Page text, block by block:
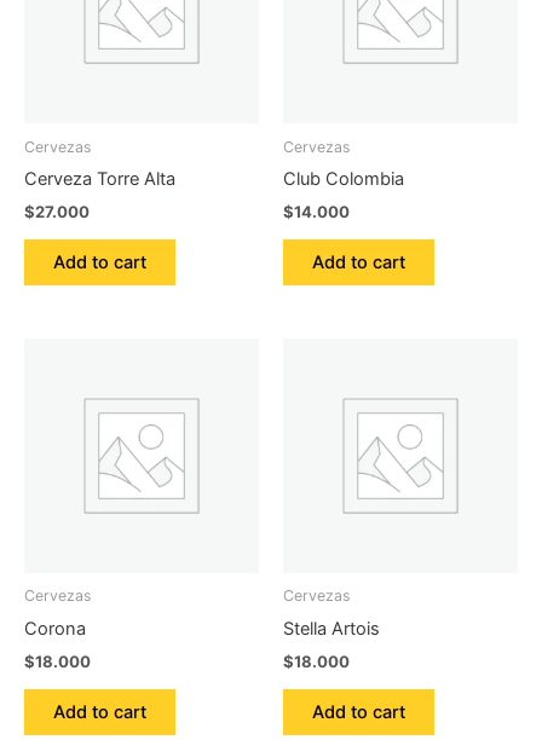
Cervezas
Cerveza Torre Alta
$27.000
Add to cart
Cervezas
Club Colombia
$14.000
Add to cart
Cervezas
Corona
$18.000
Add to cart
Cervezas
Stella Artois
$18.000
Add to cart